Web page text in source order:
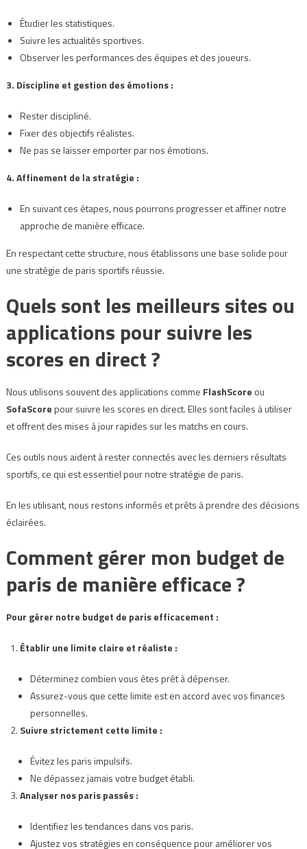
Étudier les statistiques.
Suivre les actualités sportives.
Observer les performances des équipes et des joueurs.
3. Discipline et gestion des émotions :
Rester discipliné.
Fixer des objectifs réalistes.
Ne pas se laisser emporter par nos émotions.
4. Affinement de la stratégie :
En suivant ces étapes, nous pourrons progresser et affiner notre
approche de manière efficace.
En respectant cette structure, nous établissons une base solide pour
une stratégie de paris sportifs réussie.
Quels sont les meilleurs sites ou
applications pour suivre les
scores en direct ?
Nous utilisons souvent des applications comme FlashScore ou
SofaScorepour suivre les scores en direct. Elles sont faciles à utiliser
et offrent des mises à jour rapides sur les matchs en cours.
Ces outils nous aident à rester connectés avec les derniers résultats
sportifs, ce qui est essentiel pour notre stratégie de paris.
En les utilisant, nous restons informés et prêts à prendre des décisions
éclairées.
Comment gérer mon budget de
paris de manière efficace ?
Pour gérer notre budget de paris efficacement :
Établir une limite claire et réaliste :
Déterminez combien vous êtes prêt à dépenser.
Assurez-vous que cette limite est en accord avec vos finances
personnelles.
Suivre strictement cette limite :
Évitez les paris impulsifs.
Ne dépassez jamais votre budget établi.
Analyser nos paris passés :
Identifiez les tendances dans vos paris.
Ajustez vos stratégies en conséquence pour améliorer vos